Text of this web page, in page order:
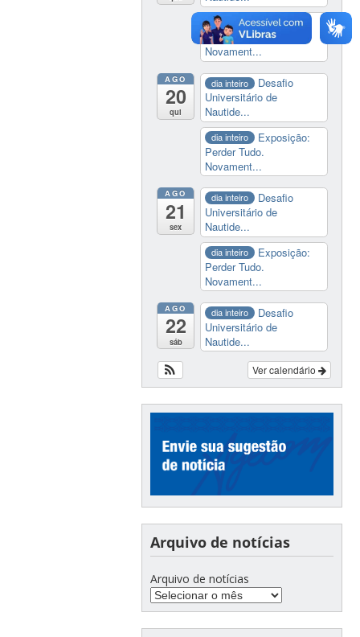
dia inteiro
Exposição:
Perder Tudo.
Novament...
AGO
20
qui
dia inteiro
Desafio
Universitário de
Nautide...
dia inteiro
Exposição:
Perder Tudo.
Novament...
AGO
21
sex
dia inteiro
Desafio
Universitário de
Nautide...
dia inteiro
Exposição:
Perder Tudo.
Novament...
AGO
22
sáb
dia inteiro
Desafio
Universitário de
Nautide...
Ver calendário
Arquivo de notícias
Arquivo de notícias